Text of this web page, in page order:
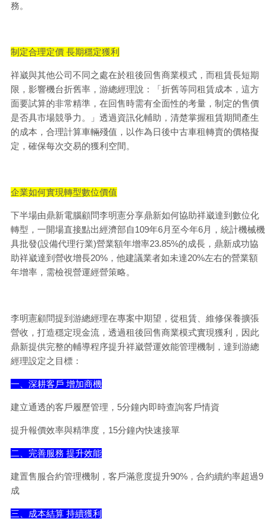
務。
制定合理定價 長期穩定獲利
祥崴與其他公司不同之處在於租後回售商業模式，而租賃長短期
限，影響機台折舊率，游總經理說：「折舊等同租賃成本，這方
面要試算的非常精準，在回售時需有全面性的考量，制定的售價
是否具市場競爭力。」透過資訊化輔助，清楚掌握租賃期間產生
的成本，合理計算車輛殘值，以作為日後中古車租轉賣的價格擬
定，確保每次交易的獲利空間。
企業如何實現轉型數位價值
下半場由鼎新電腦顧問李明憲分享鼎新如何協助祥崴達到數位化
轉型，一開場直接點出經濟部自109年6月至今年6月，統計機械機
具批發(設備代理行業)營業額年增率23.85%的成長，鼎新成功協
助祥崴達到營收增長20%，他建議業者如未達20%左右的營業額
年增率，需檢視營運經營策略。
李明憲顧問提到游總經理在專案中期望，從租賃、維修保養擴張
營收，打造穩定現金流，透過租後回售商業模式實現獲利，因此
鼎新提供完整的輔導程序提升祥崴營運效能管理機制，達到游總
經理設定之目標：
一、深耕客戶 增加商機
建立通透的客戶履歷管理，5分鐘內即時查詢客戶情資
提升報價效率與精準度，15分鐘內快速接單
二、完善服務 提升效能
建置售服合約管理機制，客戶滿意度提升90%，合約續約率超過9
成
三、成本結算 持續獲利